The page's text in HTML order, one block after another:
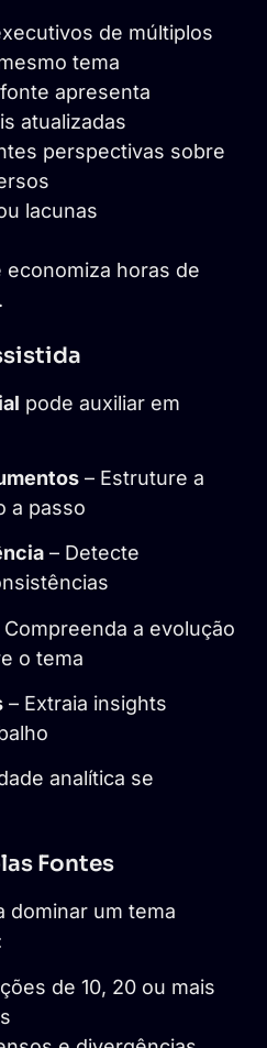
de múltiplos
tema
apresenta
atualizadas
perspectivas sobre
lacunas
economiza horas de
pode auxiliar em
– Estruture a
a passo
– Detecte
Compreenda a evolução
o tema
– Extraia insights
analítica se
Fontes
dominar um tema
de 10, 20 ou mais